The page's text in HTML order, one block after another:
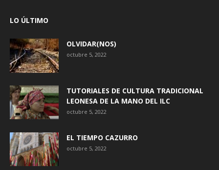
LO ÚLTIMO
OLVIDAR(NOS)
octubre 5, 2022
TUTORIALES DE CULTURA TRADICIONAL
LEONESA DE LA MANO DEL ILC
octubre 5, 2022
EL TIEMPO CAZURRO
octubre 5, 2022